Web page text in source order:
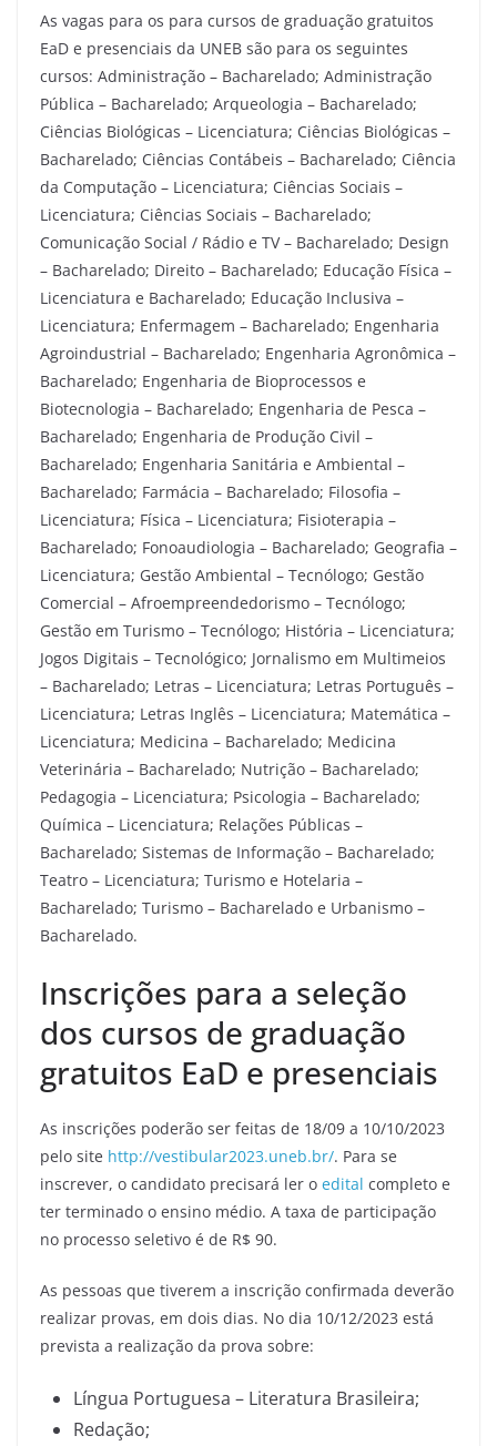
As vagas para os para cursos de graduação gratuitos
EaD e presenciais da UNEB são para os seguintes
cursos: Administração – Bacharelado; Administração
Pública – Bacharelado; Arqueologia – Bacharelado;
Ciências Biológicas – Licenciatura; Ciências Biológicas –
Bacharelado; Ciências Contábeis – Bacharelado; Ciência
da Computação – Licenciatura; Ciências Sociais –
Licenciatura; Ciências Sociais – Bacharelado;
Comunicação Social / Rádio e TV – Bacharelado; Design
– Bacharelado; Direito – Bacharelado; Educação Física –
Licenciatura e Bacharelado; Educação Inclusiva –
Licenciatura; Enfermagem – Bacharelado; Engenharia
Agroindustrial – Bacharelado; Engenharia Agronômica –
Bacharelado; Engenharia de Bioprocessos e
Biotecnologia – Bacharelado; Engenharia de Pesca –
Bacharelado; Engenharia de Produção Civil –
Bacharelado; Engenharia Sanitária e Ambiental –
Bacharelado; Farmácia – Bacharelado; Filosofia –
Licenciatura; Física – Licenciatura; Fisioterapia –
Bacharelado; Fonoaudiologia – Bacharelado; Geografia –
Licenciatura; Gestão Ambiental – Tecnólogo; Gestão
Comercial – Afroempreendedorismo – Tecnólogo;
Gestão em Turismo – Tecnólogo; História – Licenciatura;
Jogos Digitais – Tecnológico; Jornalismo em Multimeios
– Bacharelado; Letras – Licenciatura; Letras Português –
Licenciatura; Letras Inglês – Licenciatura; Matemática –
Licenciatura; Medicina – Bacharelado; Medicina
Veterinária – Bacharelado; Nutrição – Bacharelado;
Pedagogia – Licenciatura; Psicologia – Bacharelado;
Química – Licenciatura; Relações Públicas –
Bacharelado; Sistemas de Informação – Bacharelado;
Teatro – Licenciatura; Turismo e Hotelaria –
Bacharelado; Turismo – Bacharelado e Urbanismo –
Bacharelado.
Inscrições para a seleção
dos cursos de graduação
gratuitos EaD e presenciais
As inscrições poderão ser feitas de 18/09 a 10/10/2023
pelo site http://vestibular2023.uneb.br/. Para se
inscrever, o candidato precisará ler o edital completo e
ter terminado o ensino médio. A taxa de participação
no processo seletivo é de R$ 90.
As pessoas que tiverem a inscrição confirmada deverão
realizar provas, em dois dias. No dia 10/12/2023 está
prevista a realização da prova sobre:
Língua Portuguesa – Literatura Brasileira;
Redação;